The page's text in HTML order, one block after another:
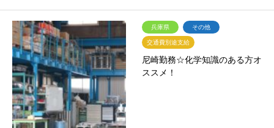
兵庫県 その他
交通費別途支給
尼崎勤務☆化学知識のある方オ
ススメ！